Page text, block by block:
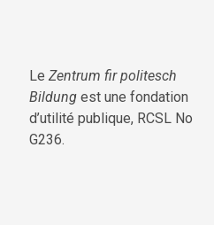
Le Zentrum fir politesch
Bildung est une fondation
d’utilité publique, RCSL No
G236.